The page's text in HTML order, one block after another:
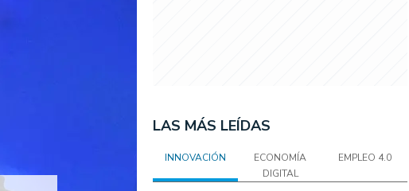
LAS MÁS LEÍDAS
INNOVACIÓN
ECONOMÍA
DIGITAL
EMPLEO 4.0